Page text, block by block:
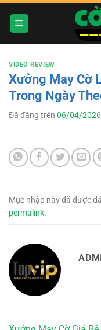
Chuyển
nội
VIDEO REVIEW
Xưởng May Cờ
Trong Ngày
Đã đăng trên 06/04/2026
Mục nhập này đã được
permalink.